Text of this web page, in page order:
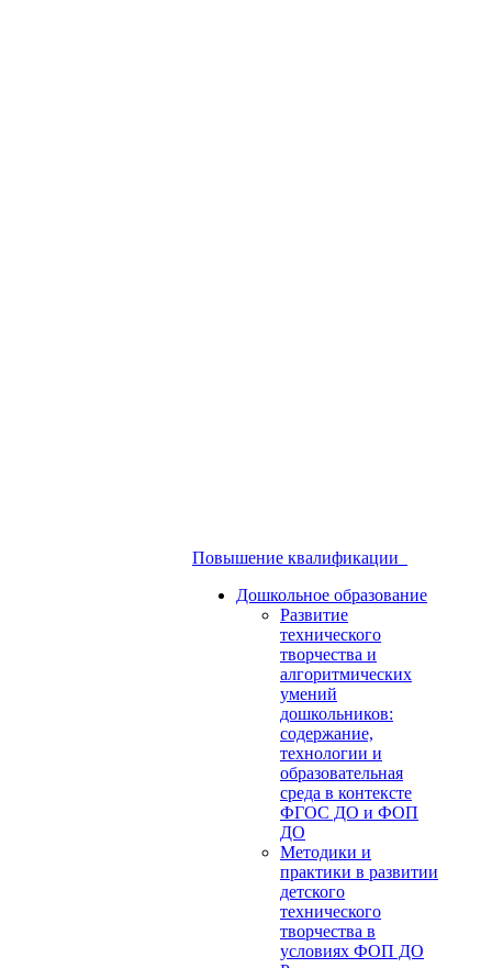
Повышение квалификации
Дошкольное образование
Развитие
технического
творчества и
алгоритмических
умений
дошкольников:
содержание,
технологии и
образовательная
среда в контексте
ФГОС ДО и ФОП
ДО
Методики и
практики в развитии
детского
технического
творчества в
условиях ФОП ДО